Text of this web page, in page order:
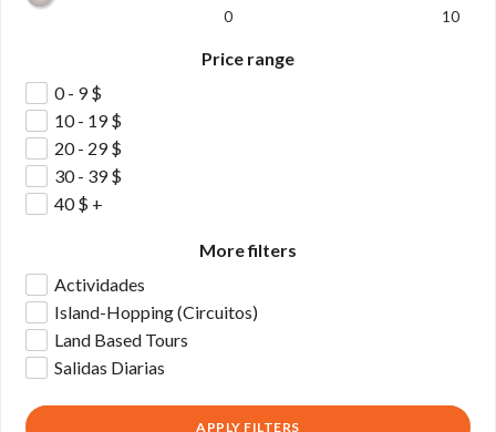
More filters
Actividades
Island-Hopping (Circuitos)
Land Based Tours
Salidas Diarias
0 10
Price range
0 - 9$
10 - 19$
20 - 29$
30 - 39$
40$ +